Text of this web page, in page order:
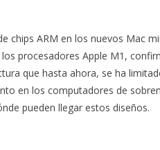
chips ARM en los nuevos Mac
procesadores Apple M1,
que hasta ahora, se ha
en los computadores de
pueden llegar estos diseños.